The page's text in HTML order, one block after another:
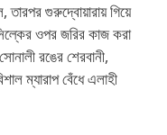
তারপর গুরুদ্বোয়ারায় গিয়ে
ওপর জরির কাজ করা
রঙের শেরবানী,
ম্যারাপ বেঁধে এলাহী